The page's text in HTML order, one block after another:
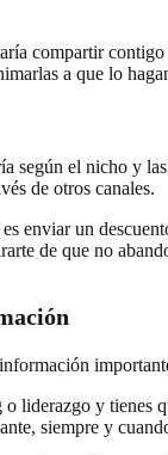
compartir
a que lo
según el nicho y
de otros canales.
enviar un
de que no
liderazgo y tienes
siempre y